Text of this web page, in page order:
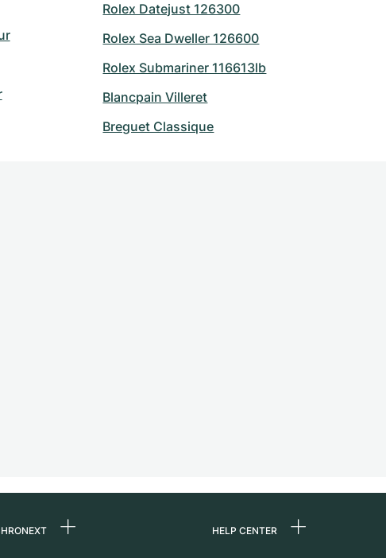
Rolex Datejust 126300
Rolex Sea Dweller 126600
Rolex Submariner 116613lb
Blancpain Villeret
Breguet Classique
HELP CENTER